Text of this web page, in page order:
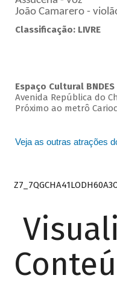
João Camarero -
Classificação: LIVRE
Espaço Cultural BNDES
Avenida República do
Próximo ao metrô
Veja as outras atrações